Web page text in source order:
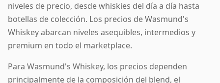
niveles de precio, desde whiskies del día a día hasta
botellas de colección. Los precios de Wasmund's
Whiskey abarcan niveles asequibles, intermedios y
premium en todo el marketplace.
Para Wasmund's Whiskey, los precios dependen
principalmente de la composición del blend, el